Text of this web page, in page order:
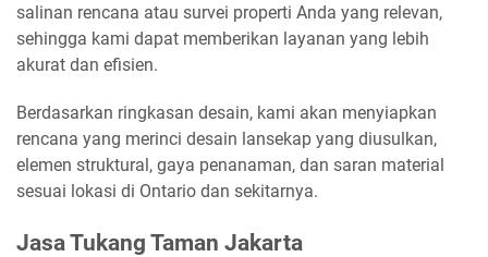
salinan rencana atau survei properti Anda yang relevan,
sehingga kami dapat memberikan layanan yang lebih
akurat dan efisien.
Berdasarkan ringkasan desain, kami akan menyiapkan
rencana yang merinci desain lansekap yang diusulkan,
elemen struktural, gaya penanaman, dan saran material
sesuai lokasi di Ontario dan sekitarnya.
Jasa Tukang Taman Jakarta